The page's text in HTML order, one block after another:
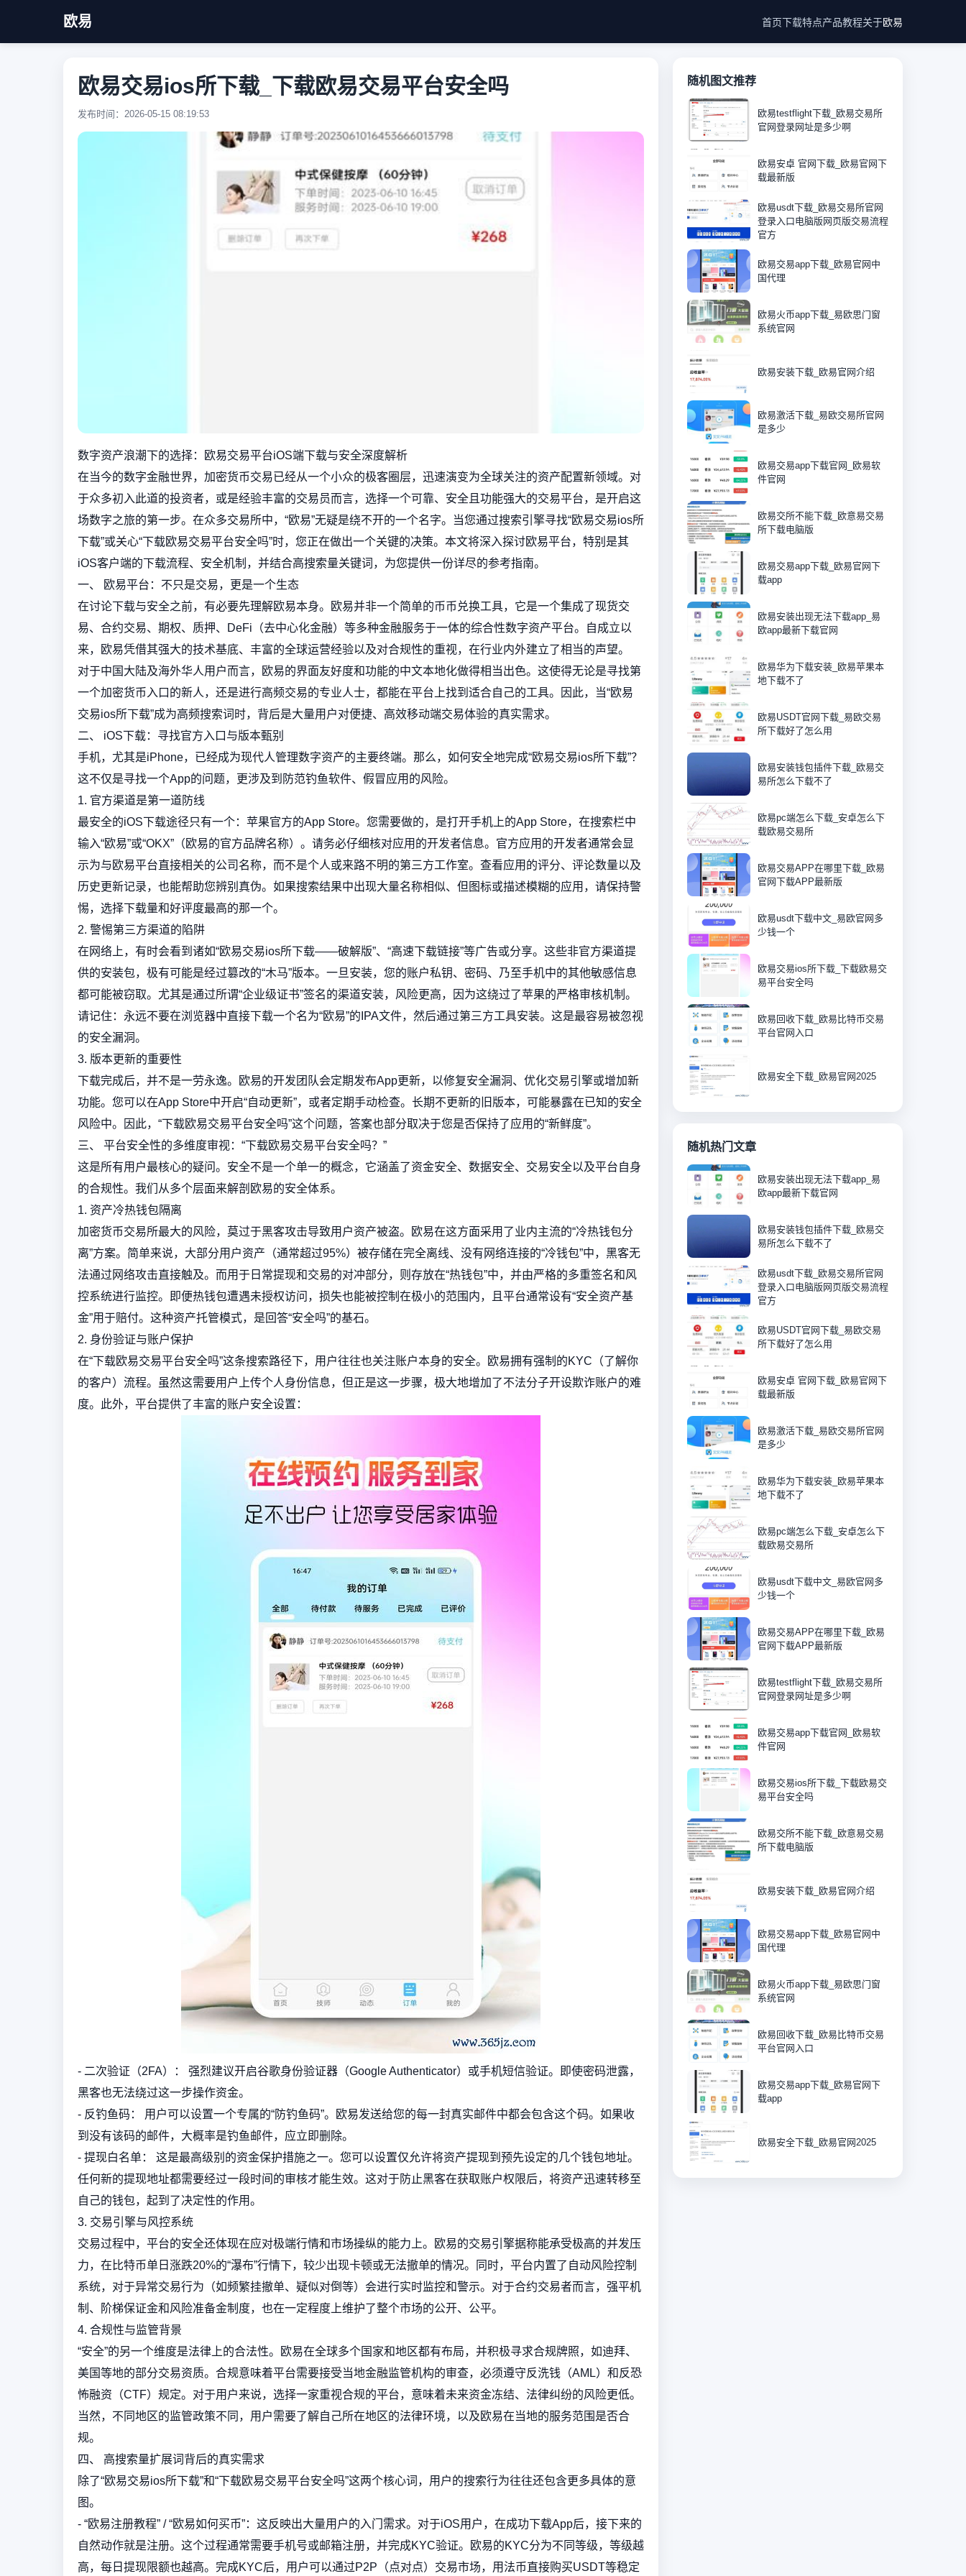
欧易 首页下载特点产品教程关于欧易
欧易交易ios所下载_下载欧易交易平台安全吗
发布时间：2026-05-15 08:19:53
数字资产浪潮下的选择：欧易交易平台iOS端下载与安全深度解析
在当今的数字金融世界，加密货币交易已经从一个小众的极客圈层，迅速演变为全球关注的资产配置新领域。对
于众多初入此道的投资者，或是经验丰富的交易员而言，选择一个可靠、安全且功能强大的交易平台，是开启这
场数字之旅的第一步。在众多交易所中，“欧易”无疑是绕不开的一个名字。当您通过搜索引擎寻找“欧易交易ios所
下载”或关心“下载欧易交易平台安全吗”时，您正在做出一个关键的决策。本文将深入探讨欧易平台，特别是其
iOS客户端的下载流程、安全机制，并结合高搜索量关键词，为您提供一份详尽的参考指南。
一、 欧易平台：不只是交易，更是一个生态
在讨论下载与安全之前，有必要先理解欧易本身。欧易并非一个简单的币币兑换工具，它是一个集成了现货交
易、合约交易、期权、质押、DeFi（去中心化金融）等多种金融服务于一体的综合性数字资产平台。自成立以
来，欧易凭借其强大的技术基底、丰富的全球运营经验以及对合规性的重视，在行业内外建立了相当的声望。
对于中国大陆及海外华人用户而言，欧易的界面友好度和功能的中文本地化做得相当出色。这使得无论是寻找第
一个加密货币入口的新人，还是进行高频交易的专业人士，都能在平台上找到适合自己的工具。因此，当“欧易
交易ios所下载”成为高频搜索词时，背后是大量用户对便捷、高效移动端交易体验的真实需求。
二、 iOS下载：寻找官方入口与版本甄别
手机，尤其是iPhone，已经成为现代人管理数字资产的主要终端。那么，如何安全地完成“欧易交易ios所下载”？
这不仅是寻找一个App的问题，更涉及到防范钓鱼软件、假冒应用的风险。
1. 官方渠道是第一道防线
最安全的iOS下载途径只有一个：苹果官方的App Store。您需要做的，是打开手机上的App Store，在搜索栏中
输入“欧易”或“OKX”（欧易的官方品牌名称）。请务必仔细核对应用的开发者信息。官方应用的开发者通常会显
示为与欧易平台直接相关的公司名称，而不是个人或来路不明的第三方工作室。查看应用的评分、评论数量以及
历史更新记录，也能帮助您辨别真伪。如果搜索结果中出现大量名称相似、但图标或描述模糊的应用，请保持警
惕，选择下载量和好评度最高的那一个。
2. 警惕第三方渠道的陷阱
在网络上，有时会看到诸如“欧易交易ios所下载——破解版”、“高速下载链接”等广告或分享。这些非官方渠道提
供的安装包，极有可能是经过篡改的“木马”版本。一旦安装，您的账户私钥、密码、乃至手机中的其他敏感信息
都可能被窃取。尤其是通过所谓“企业级证书”签名的渠道安装，风险更高，因为这绕过了苹果的严格审核机制。
请记住：永远不要在浏览器中直接下载一个名为“欧易”的IPA文件，然后通过第三方工具安装。这是最容易被忽视
的安全漏洞。
3. 版本更新的重要性
下载完成后，并不是一劳永逸。欧易的开发团队会定期发布App更新，以修复安全漏洞、优化交易引擎或增加新
功能。您可以在App Store中开启“自动更新”，或者定期手动检查。长期不更新的旧版本，可能暴露在已知的安全
风险中。因此，“下载欧易交易平台安全吗”这个问题，答案也部分取决于您是否保持了应用的“新鲜度”。
三、 平台安全性的多维度审视：“下载欧易交易平台安全吗？”
这是所有用户最核心的疑问。安全不是一个单一的概念，它涵盖了资金安全、数据安全、交易安全以及平台自身
的合规性。我们从多个层面来解剖欧易的安全体系。
1. 资产冷热钱包隔离
加密货币交易所最大的风险，莫过于黑客攻击导致用户资产被盗。欧易在这方面采用了业内主流的“冷热钱包分
离”方案。简单来说，大部分用户资产（通常超过95%）被存储在完全离线、没有网络连接的“冷钱包”中，黑客无
法通过网络攻击直接触及。而用于日常提现和交易的对冲部分，则存放在“热钱包”中，并由严格的多重签名和风
控系统进行监控。即便热钱包遭遇未授权访问，损失也能被控制在极小的范围内，且平台通常设有“安全资产基
金”用于赔付。这种资产托管模式，是回答“安全吗”的基石。
2. 身份验证与账户保护
在“下载欧易交易平台安全吗”这条搜索路径下，用户往往也关注账户本身的安全。欧易拥有强制的KYC（了解你
的客户）流程。虽然这需要用户上传个人身份信息，但正是这一步骤，极大地增加了不法分子开设欺诈账户的难
度。此外，平台提供了丰富的账户安全设置：
- 二次验证（2FA）： 强烈建议开启谷歌身份验证器（Google Authenticator）或手机短信验证。即使密码泄露，
黑客也无法绕过这一步操作资金。
- 反钓鱼码： 用户可以设置一个专属的“防钓鱼码”。欧易发送给您的每一封真实邮件中都会包含这个码。如果收
到没有该码的邮件，大概率是钓鱼邮件，应立即删除。
- 提现白名单： 这是最高级别的资金保护措施之一。您可以设置仅允许将资产提现到预先设定的几个钱包地址。
任何新的提现地址都需要经过一段时间的审核才能生效。这对于防止黑客在获取账户权限后，将资产迅速转移至
自己的钱包，起到了决定性的作用。
3. 交易引擎与风控系统
交易过程中，平台的安全还体现在应对极端行情和市场操纵的能力上。欧易的交易引擎据称能承受极高的并发压
力，在比特币单日涨跌20%的“瀑布”行情下，较少出现卡顿或无法撤单的情况。同时，平台内置了自动风险控制
系统，对于异常交易行为（如频繁挂撤单、疑似对倒等）会进行实时监控和警示。对于合约交易者而言，强平机
制、阶梯保证金和风险准备金制度，也在一定程度上维护了整个市场的公开、公平。
4. 合规性与监管背景
“安全”的另一个维度是法律上的合法性。欧易在全球多个国家和地区都有布局，并积极寻求合规牌照，如迪拜、
美国等地的部分交易资质。合规意味着平台需要接受当地金融监管机构的审查，必须遵守反洗钱（AML）和反恐
怖融资（CTF）规定。对于用户来说，选择一家重视合规的平台，意味着未来资金冻结、法律纠纷的风险更低。
当然，不同地区的监管政策不同，用户需要了解自己所在地区的法律环境，以及欧易在当地的服务范围是否合
规。
四、 高搜索量扩展词背后的真实需求
除了“欧易交易ios所下载”和“下载欧易交易平台安全吗”这两个核心词，用户的搜索行为往往还包含更多具体的意
图。
- “欧易注册教程” / “欧易如何买币”：这反映出大量用户的入门需求。对于iOS用户，在成功下载App后，接下来的
自然动作就是注册。这个过程通常需要手机号或邮箱注册，并完成KYC验证。欧易的KYC分为不同等级，等级越
高，每日提现限额也越高。完成KYC后，用户可以通过P2P（点对点）交易市场，用法币直接购买USDT等稳定
随机图文推荐
欧易testflight下载_欧易交易所
官网登录网址是多少啊
欧易安卓 官网下载_欧易官网下
载最新版
欧易usdt下载_欧易交易所官网
登录入口电脑版网页版交易流程
官方
欧易交易app下载_欧易官网中
国代理
欧易火币app下载_易欧思门窗
系统官网
欧易安装下载_欧易官网介绍
欧易激活下载_易欧交易所官网
是多少
欧易交易app下载官网_欧易软
件官网
欧易交所不能下载_欧意易交易
所下载电脑版
欧易交易app下载_欧易官网下
载app
欧易安装出现无法下载app_易
欧app最新下载官网
欧易华为下载安装_欧易苹果本
地下载不了
欧易USDT官网下载_易欧交易
所下载好了怎么用
欧易安装钱包插件下载_欧易交
易所怎么下载不了
欧易pc端怎么下载_安卓怎么下
载欧易交易所
欧易交易APP在哪里下载_欧易
官网下载APP最新版
欧易usdt下载中文_易欧官网多
少钱一个
欧易交易ios所下载_下载欧易交
易平台安全吗
欧易回收下载_欧易比特币交易
平台官网入口
欧易安全下载_欧易官网2025
随机热门文章
欧易安装出现无法下载app_易
欧app最新下载官网
欧易安装钱包插件下载_欧易交
易所怎么下载不了
欧易usdt下载_欧易交易所官网
登录入口电脑版网页版交易流程
官方
欧易USDT官网下载_易欧交易
所下载好了怎么用
欧易安卓 官网下载_欧易官网下
载最新版
欧易激活下载_易欧交易所官网
是多少
欧易华为下载安装_欧易苹果本
地下载不了
欧易pc端怎么下载_安卓怎么下
载欧易交易所
欧易usdt下载中文_易欧官网多
少钱一个
欧易交易APP在哪里下载_欧易
官网下载APP最新版
欧易testflight下载_欧易交易所
官网登录网址是多少啊
欧易交易app下载官网_欧易软
件官网
欧易交易ios所下载_下载欧易交
易平台安全吗
欧易交所不能下载_欧意易交易
所下载电脑版
欧易安装下载_欧易官网介绍
欧易交易app下载_欧易官网中
国代理
欧易火币app下载_易欧思门窗
系统官网
欧易回收下载_欧易比特币交易
平台官网入口
欧易交易app下载_欧易官网下
载app
欧易安全下载_欧易官网2025